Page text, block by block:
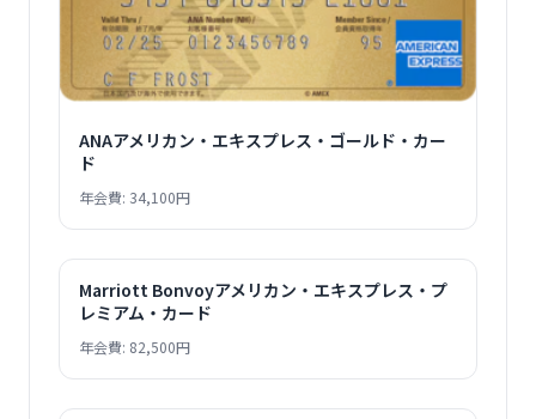
ANAアメリカン・エキスプレス・ゴールド・カー
ド
年会費: 34,100円
Marriott Bonvoyアメリカン・エキスプレス・プ
レミアム・カード
年会費: 82,500円